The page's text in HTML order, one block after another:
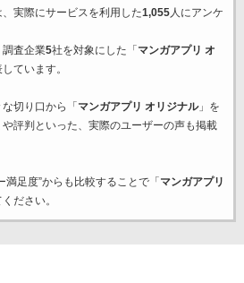
実際にサービスを利用した1,055人にアンケ
査企業5社を対象にした「 マンガアプリ オ
ています。
切り口から「 マンガアプリ オリジナル」を
評判といった、実際のユーザーの声も掲載
足度”からも比較することで「 マンガアプリ
ださい。